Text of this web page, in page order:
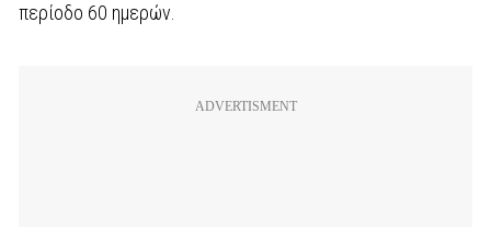
περίοδο 60 ημερών.